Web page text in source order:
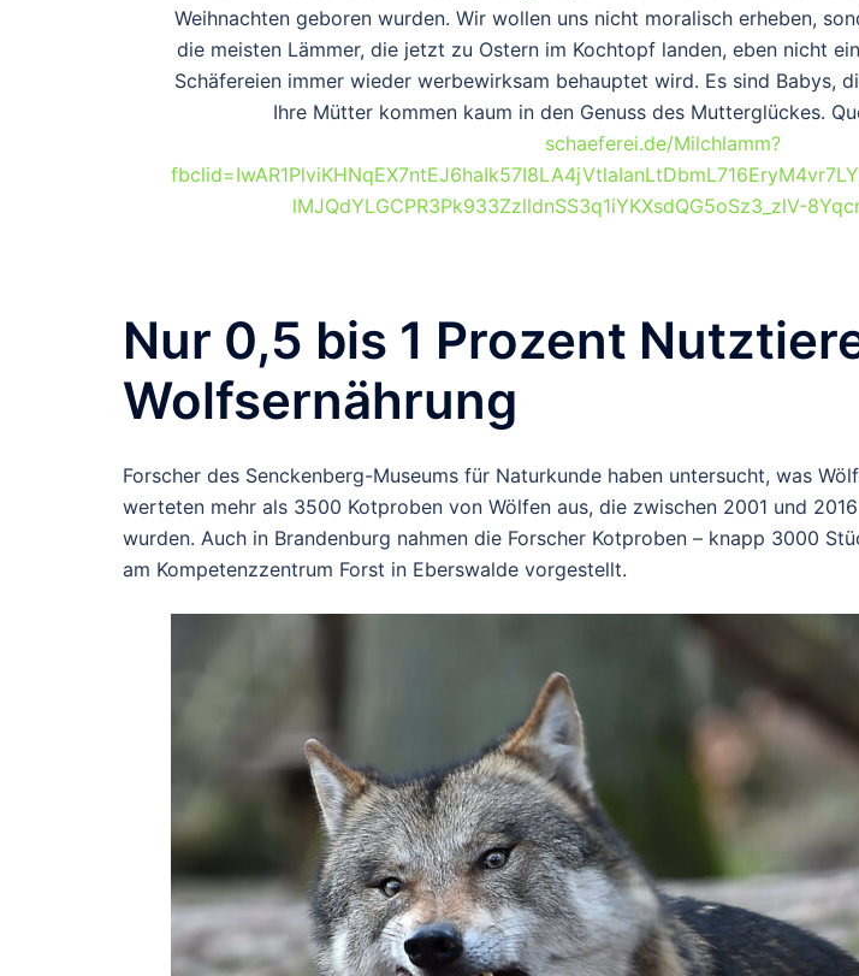
Weihnachten geboren wurden. Wir wollen uns nicht moralisch erheben,
die meisten Lämmer, die jetzt zu Ostern im Kochtopf landen, eben nicht
Schäfereien immer wieder werbewirksam behauptet wird. Es sind Babys,
Ihre Mütter kommen kaum in den Genuss des Mutterglückes.
schaeferei.de/Milchlamm?
lMJQdYLGCPR3Pk933ZzlldnSS3q1iYKXsdQG5oSz3_zlV-
Nur 0,5 bis 1 Prozent
Wolfsernährung
Forscher des Senckenberg-Museums für Naturkunde haben untersucht, was
werteten mehr als 3500 Kotproben von Wölfen aus, die zwischen 2001 und
wurden. Auch in Brandenburg nahmen die Forscher Kotproben – knapp 3000
am Kompetenzzentrum Forst in Eberswalde vorgestellt.